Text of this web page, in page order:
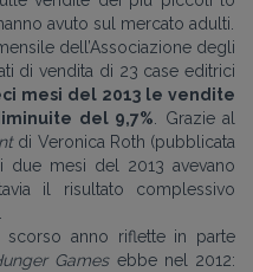
avuto sul mercato adulti.
dell’Associazione degli
di vendita di 23 case editrici
mesi del 2013 le vendite
del 9,7% . Grazie al
di Veronica Roth (pubblicata
due mesi del 2013 avevano
il risultato complessivo
scorso anno riflette in parte
Gamesebbe nel 2012: